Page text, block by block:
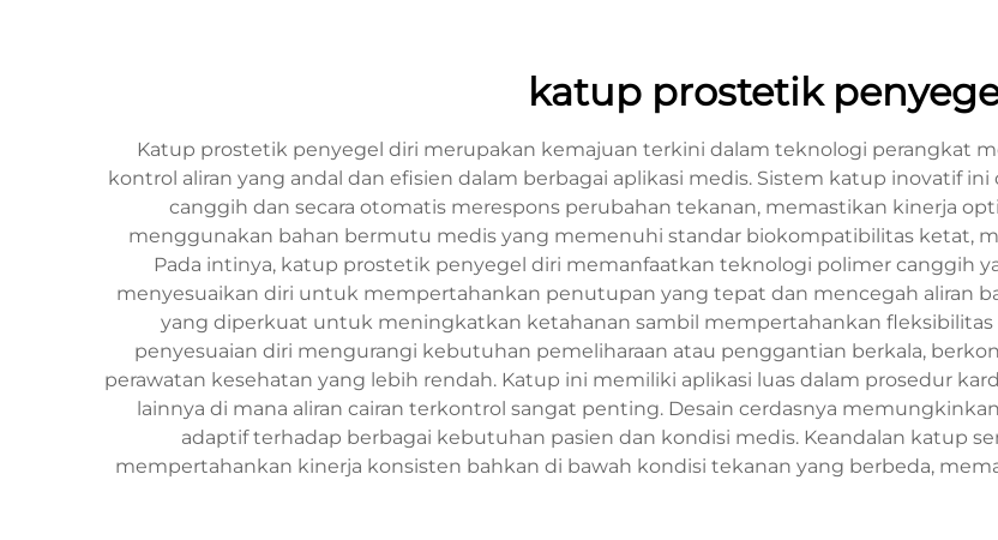
katup prostetik
Katup prostetik penyegel diri merupakan kemajuan terkini dalam teknologi perangkat
kontrol aliran yang andal dan efisien dalam berbagai aplikasi medis. Sistem katup inovatif
canggih dan secara otomatis merespons perubahan tekanan, memastikan kinerja
menggunakan bahan bermutu medis yang memenuhi standar biokompatibilitas ketat,
Pada intinya, katup prostetik penyegel diri memanfaatkan teknologi polimer canggih
menyesuaikan diri untuk mempertahankan penutupan yang tepat dan mencegah aliran
yang diperkuat untuk meningkatkan ketahanan sambil mempertahankan
penyesuaian diri mengurangi kebutuhan pemeliharaan atau penggantian berkala,
perawatan kesehatan yang lebih rendah. Katup ini memiliki aplikasi luas dalam prosedur
lainnya di mana aliran cairan terkontrol sangat penting. Desain cerdasnya
adaptif terhadap berbagai kebutuhan pasien dan kondisi medis. Keandalan katup
mempertahankan kinerja konsisten bahkan di bawah kondisi tekanan yang berbeda,